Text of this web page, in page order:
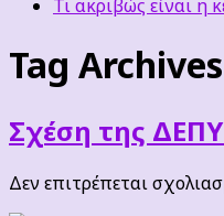
Τι ακριβώς είναι η
Tag
Σχέση της
Δεν επιτρέπεται